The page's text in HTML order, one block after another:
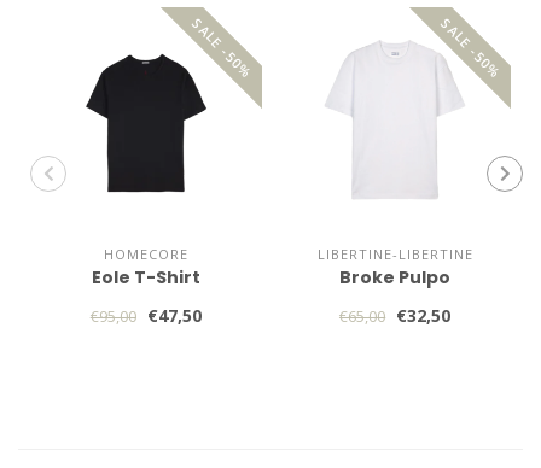
SALE -50%
HOMECORE
Eole T-Shirt
€95,00 €47,50
SALE -50%
LIBERTINE-LIBERTINE
Broke Pulpo
€65,00 €32,50